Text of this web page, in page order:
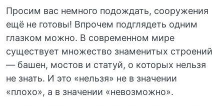
Просим вас немного подождать, сооружения
ещё не готовы! Впрочем подглядеть одним
глазком можно. В современном мире
существует множество знаменитых строений
— башен, мостов и статуй, о которых нельзя
не знать. И это «нельзя» не в значении
«плохо», а в значении «невозможно».